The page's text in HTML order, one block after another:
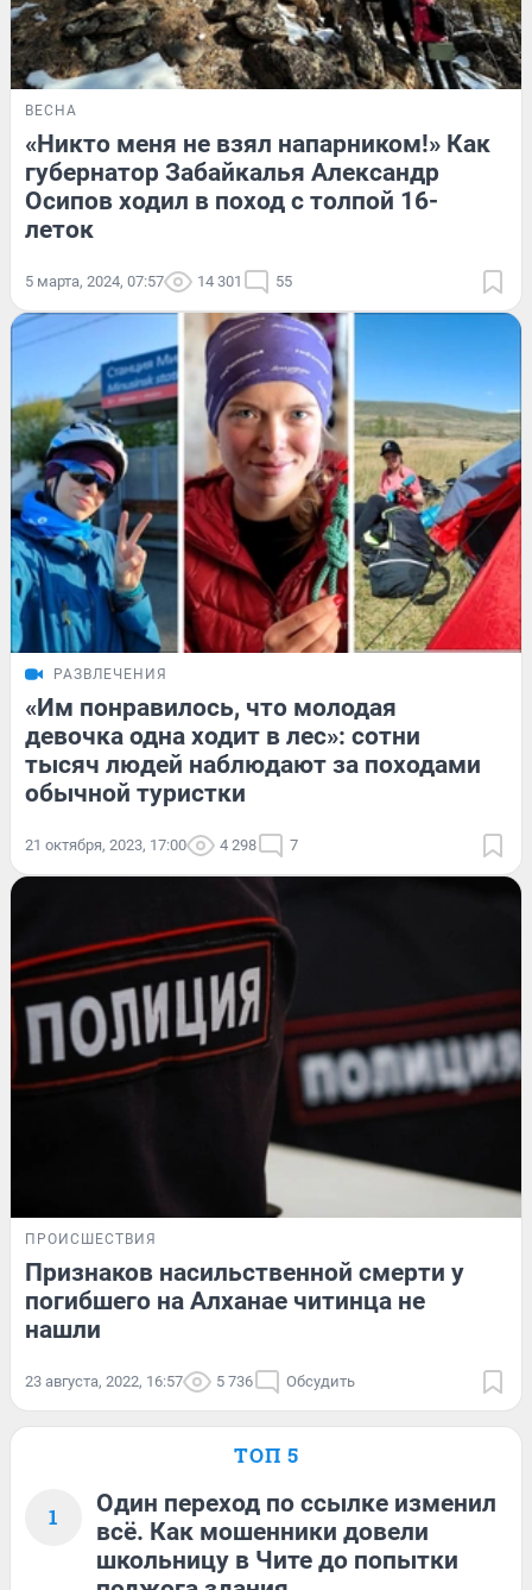
ВЕСНА
«Никто меня не взял напарником!» Как
губернатор Забайкалья Александр
Осипов ходил в поход с толпой 16-
леток
5 марта, 2024, 07:57 14 301 55
РАЗВЛЕЧЕНИЯ
«Им понравилось, что молодая
девочка одна ходит в лес»: сотни
тысяч людей наблюдают за походами
обычной туристки
21 октября, 2023, 17:00 4 298 7
ПРОИСШЕСТВИЯ
Признаков насильственной смерти у
погибшего на Алханае читинца не
нашли
23 августа, 2022, 16:57 5 736 Обсудить
ТОП 5
1
Один переход по ссылке изменил
всё. Как мошенники довели
школьницу в Чите до попытки